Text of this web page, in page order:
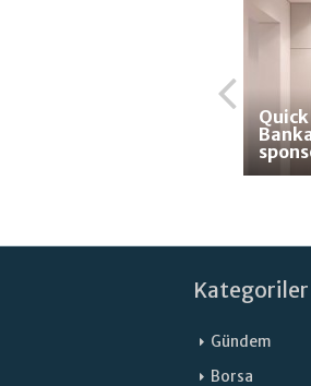
Kategoriler
Gündem
Borsa